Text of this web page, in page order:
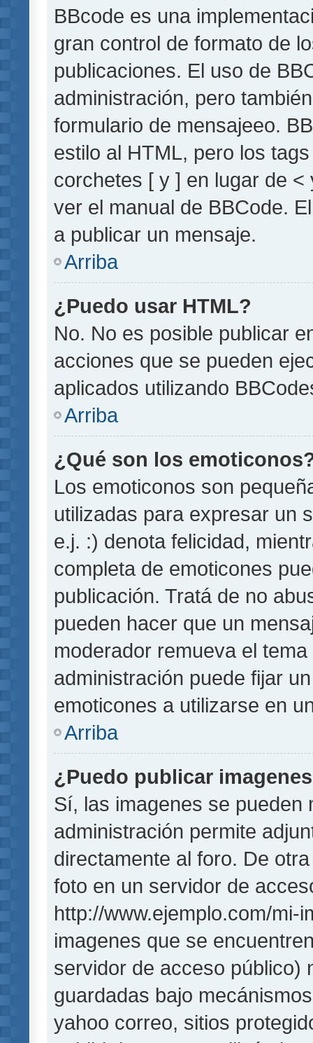
BBcode es una
gran control de formato de
publicaciones. El uso de
administración, pero
formulario de mensajeeo.
estilo al HTML, pero los
corchetes [ y ] en lugar de
ver el manual de BBCode.
a publicar un mensaje.
Arriba
¿Puedo usar HTML?
No. No es posible publicar
acciones que se pueden
aplicados utilizando
Arriba
¿Qué son los
Los emoticonos son
utilizadas para expresar un
e.j. :) denota felicidad,
completa de emoticones
publicación. Tratá de no
pueden hacer que un
moderador remueva el
administración puede fijar
emoticones a utilizarse en
Arriba
¿Puedo publicar
Sí, las imagenes se pueden
administración permite
directamente al foro. De
foto en un servidor de
http://www.ejemplo.com/mi-
imagenes que se
servidor de acceso público)
guardadas bajo
yahoo correo, sitios